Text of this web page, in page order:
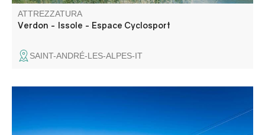
ATTREZZATURA
Verdon - Issole - Espace Cyclosport
SAINT-ANDRÉ-LES-ALPES-IT